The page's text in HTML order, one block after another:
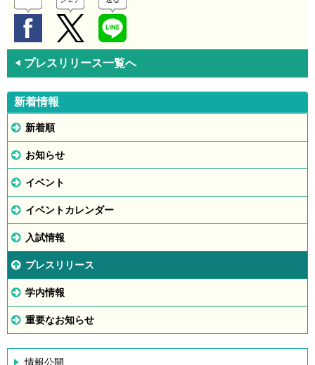
◀ プレスリリース一覧へ
新着情報
新着順
お知らせ
イベント
イベントカレンダー
入試情報
プレスリリース
学内情報
重要なお知らせ
情報公開